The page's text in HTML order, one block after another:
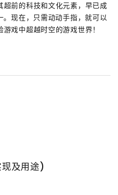
前的科技和文化元素，早已成
。现在，只需动动手指，就可以
戏中超越时空的游戏世界！
及用途)